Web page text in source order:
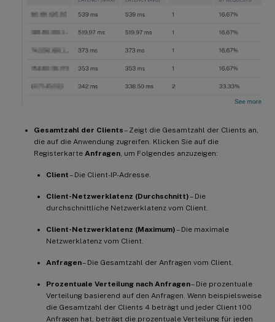
Gesamtzahl der Clients– Zeigt die Gesamtzahl der Clients an,
die auf die Anwendung zugreifen. Klicken Sie auf die
Registerkarte Anfragen, um Folgendes anzuzeigen:
Client– Die Client-IP-Adresse.
Client-Netzwerklatenz (Durchschnitt)– Die
durchschnittliche Netzwerklatenz vom Client.
Client-Netzwerklatenz (Maximum)– Die maximale
Netzwerklatenz vom Client.
Anfragen– Die Gesamtzahl der Anfragen vom Client.
Prozentuale Verteilung nach Anfragen– Die prozentuale
Verteilung basierend auf den Anfragen. Wenn beispielsweise
die Gesamtzahl der Clients 4 beträgt und jeder Client 100
Anfragen hat, beträgt die prozentuale Verteilung für jeden